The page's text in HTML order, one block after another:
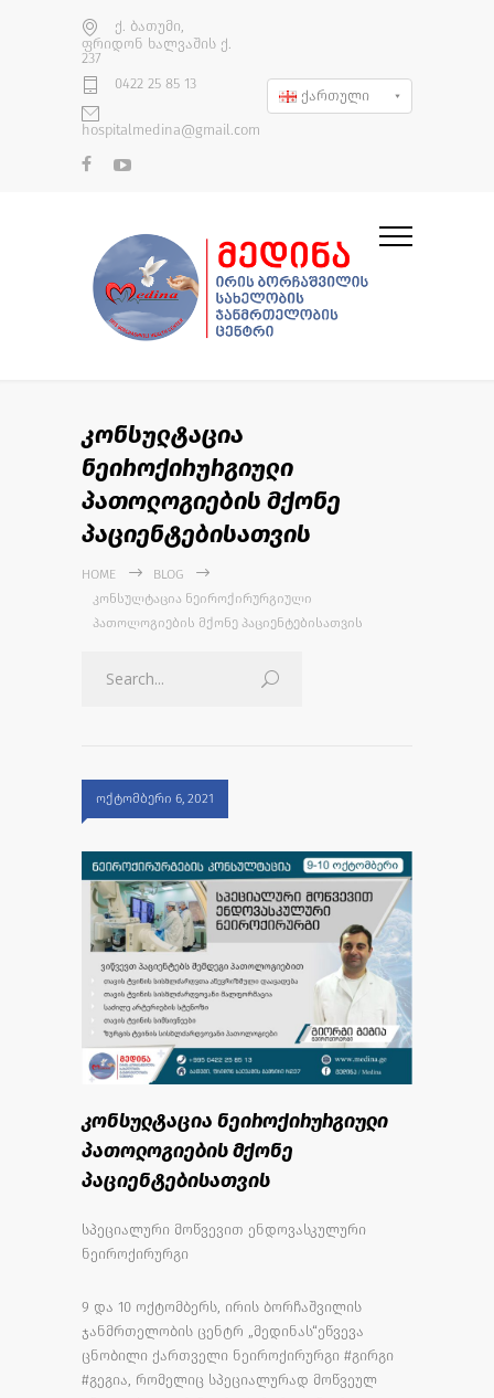
ქ. ბათუმი,
ფრიდონ ხალვაშის ქ.
237
0422 25 85 13
hospitalmedina@gmail.com
ქართული
კონსულტაცია
ნეიროქირურგიული
პათოლოგიების მქონე
პაციენტებისათვის
HOME
BLOG
ᲙᲝᲜᲡᲣᲚᲢᲐᲪᲘᲐ ᲜᲔᲘᲠᲝᲥᲘᲠᲣᲠᲒᲘᲣᲚᲘ
ᲞᲐᲗᲝᲚᲝᲒᲘᲔᲑᲘᲡ ᲛᲥᲝᲜᲔ ᲞᲐᲪᲘᲔᲜᲢᲔᲑᲘᲡᲐᲗᲕᲘᲡ
ოქტომბერი 6, 2021
კონსულტაცია ნეიროქირურგიული
პათოლოგიების მქონე
პაციენტებისათვის
სპეციალური მოწვევით ენდოვასკულური
ნეიროქირურგი
9 და 10 ოქტომბერს, ირის ბორჩაშვილის
ჯანმრთელობის ცენტრ „მედინას“ეწვევა
ცნობილი ქართველი ნეიროქირურგი #გირგი
#გეგია, რომელიც სპეციალურად მოწვეულ